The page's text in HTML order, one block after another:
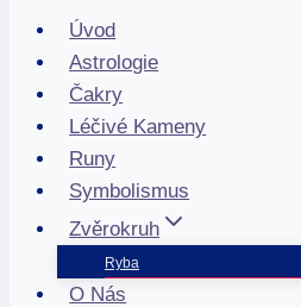
Úvod
Astrologie
Čakry
Léčivé Kameny
Runy
Symbolismus
Zvěrokruh
Ryba
O Nás